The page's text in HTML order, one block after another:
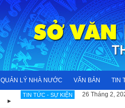
QUẢN LÝ NHÀ NƯỚC VĂN BẢN TIN
TIN TỨC - SỰ KIỆN 26 Tháng 2,